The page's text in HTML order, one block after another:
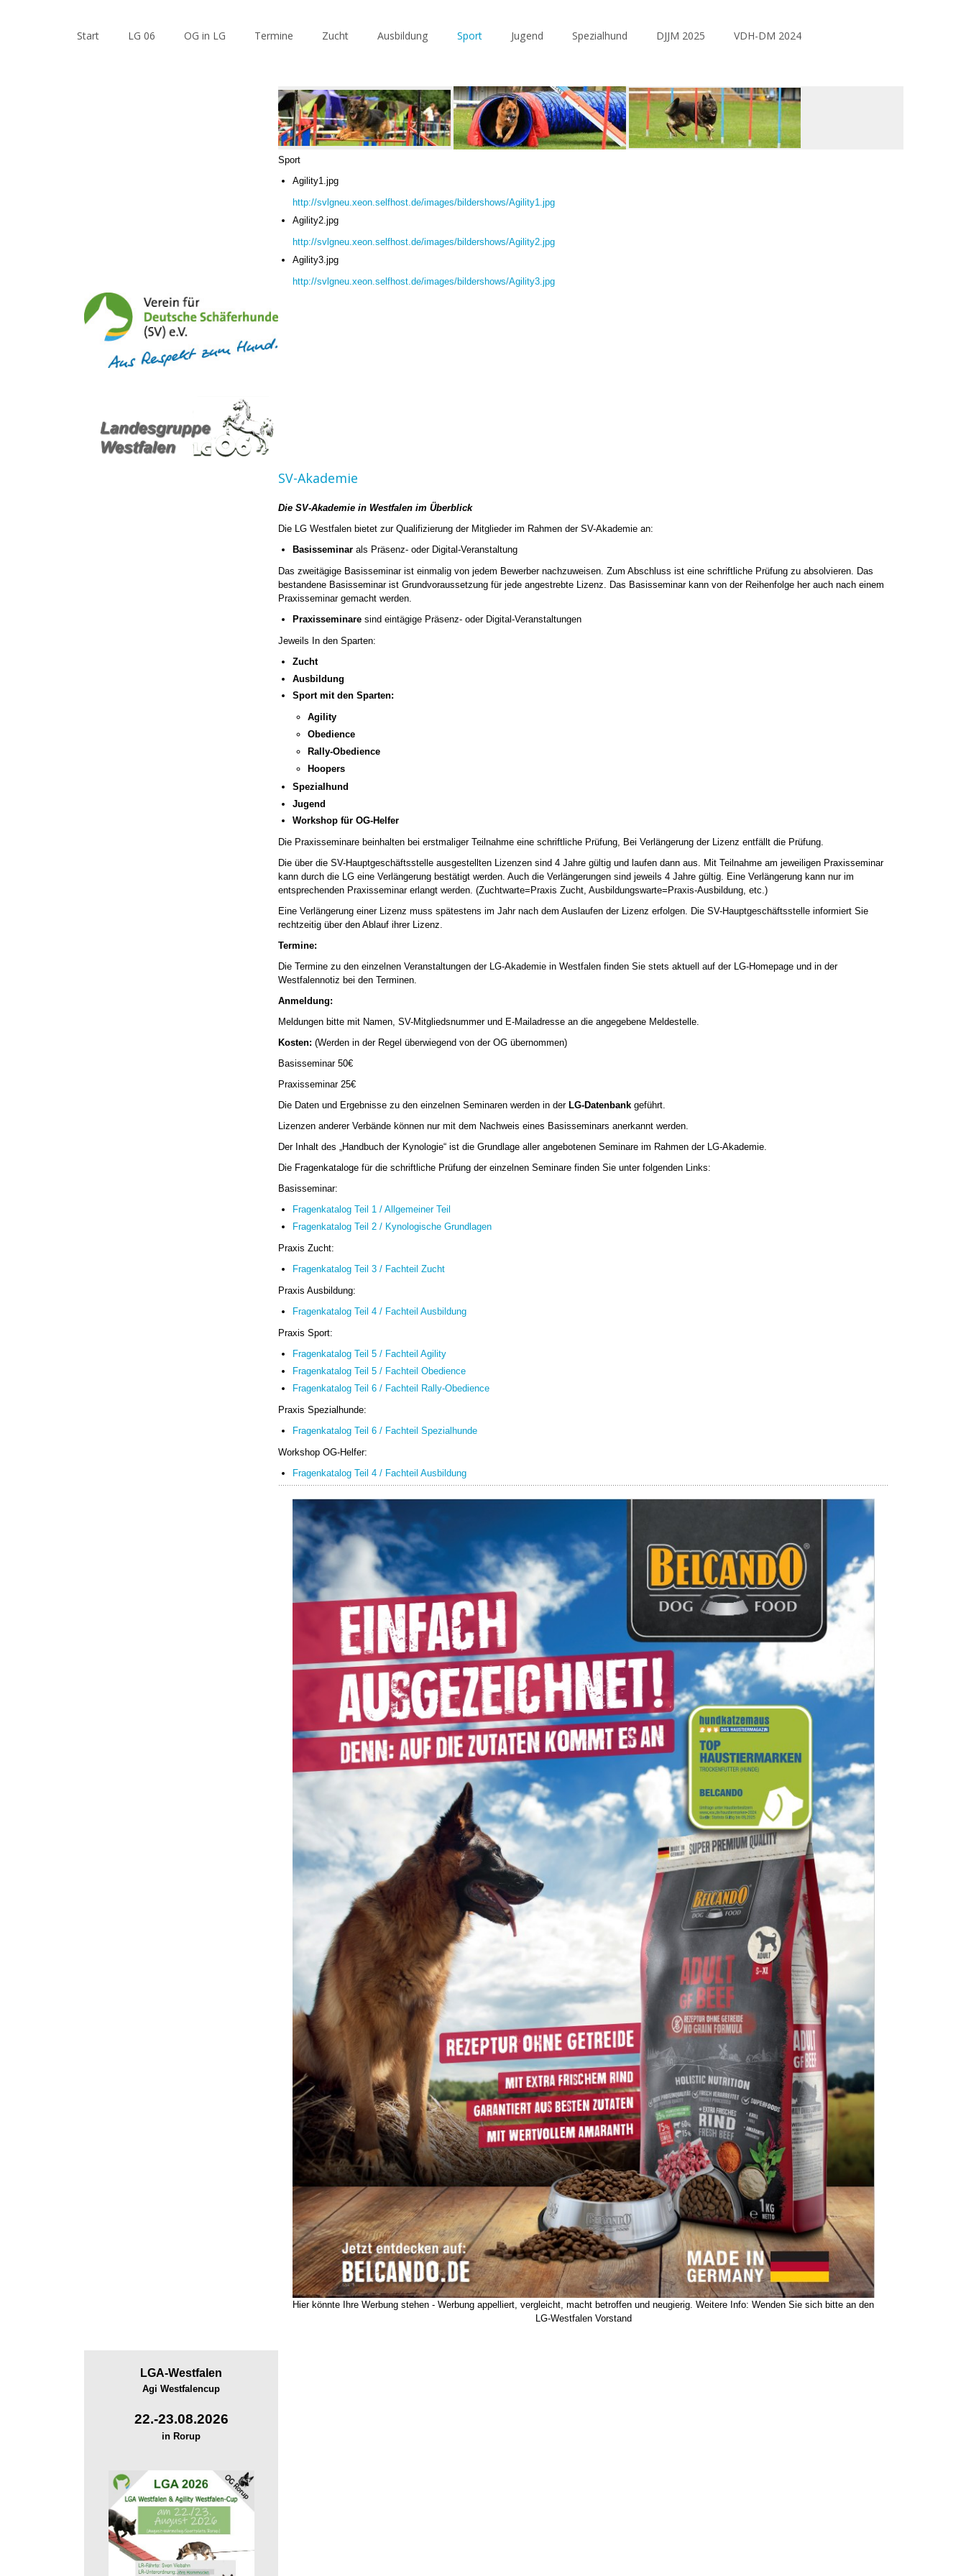
Start LG 06 OG in LG Termine Zucht Ausbildung Sport Jugend Spezialhund DJJM 2025 VDH-DM 2024
Sport
Agility1.jpg
http://svlgneu.xeon.selfhost.de/images/bildershows/Agility1.jpg
Agility2.jpg
http://svlgneu.xeon.selfhost.de/images/bildershows/Agility2.jpg
Agility3.jpg
http://svlgneu.xeon.selfhost.de/images/bildershows/Agility3.jpg
SV-Akademie
Die SV-Akademie in Westfalen im Überblick
Die LG Westfalen bietet zur Qualifizierung der Mitglieder im Rahmen der SV-Akademie an:
Basisseminar als Präsenz- oder Digital-Veranstaltung
Das zweitägige Basisseminar ist einmalig von jedem Bewerber nachzuweisen. Zum Abschluss ist eine schriftliche Prüfung zu absolvieren. Das
bestandene Basisseminar ist Grundvoraussetzung für jede angestrebte Lizenz. Das Basisseminar kann von der Reihenfolge her auch nach einem
Praxisseminar gemacht werden.
Praxisseminare sind eintägige Präsenz- oder Digital-Veranstaltungen
Jeweils In den Sparten:
Zucht
Ausbildung
Sport mit den Sparten:
Agility
Obedience
Rally-Obedience
Hoopers
Spezialhund
Jugend
Workshop für OG-Helfer
Die Praxisseminare beinhalten bei erstmaliger Teilnahme eine schriftliche Prüfung, Bei Verlängerung der Lizenz entfällt die Prüfung.
Die über die SV-Hauptgeschäftsstelle ausgestellten Lizenzen sind 4 Jahre gültig und laufen dann aus. Mit Teilnahme am jeweiligen Praxisseminar
kann durch die LG eine Verlängerung bestätigt werden. Auch die Verlängerungen sind jeweils 4 Jahre gültig. Eine Verlängerung kann nur im
entsprechenden Praxisseminar erlangt werden. (Zuchtwarte=Praxis Zucht, Ausbildungswarte=Praxis-Ausbildung, etc.)
Eine Verlängerung einer Lizenz muss spätestens im Jahr nach dem Auslaufen der Lizenz erfolgen. Die SV-Hauptgeschäftsstelle informiert Sie
rechtzeitig über den Ablauf ihrer Lizenz.
Termine:
Die Termine zu den einzelnen Veranstaltungen der LG-Akademie in Westfalen finden Sie stets aktuell auf der LG-Homepage und in der
Westfalennotiz bei den Terminen.
Anmeldung:
Meldungen bitte mit Namen, SV-Mitgliedsnummer und E-Mailadresse an die angegebene Meldestelle.
Kosten: (Werden in der Regel überwiegend von der OG übernommen)
Basisseminar 50€
Praxisseminar 25€
Die Daten und Ergebnisse zu den einzelnen Seminaren werden in der LG-Datenbank geführt.
Lizenzen anderer Verbände können nur mit dem Nachweis eines Basisseminars anerkannt werden.
Der Inhalt des „Handbuch der Kynologie“ ist die Grundlage aller angebotenen Seminare im Rahmen der LG-Akademie.
Die Fragenkataloge für die schriftliche Prüfung der einzelnen Seminare finden Sie unter folgenden Links:
Basisseminar:
Fragenkatalog Teil 1 / Allgemeiner Teil
Fragenkatalog Teil 2 / Kynologische Grundlagen
Praxis Zucht:
Fragenkatalog Teil 3 / Fachteil Zucht
Praxis Ausbildung:
Fragenkatalog Teil 4 / Fachteil Ausbildung
Praxis Sport:
Fragenkatalog Teil 5 / Fachteil Agility
Fragenkatalog Teil 5 / Fachteil Obedience
Fragenkatalog Teil 6 / Fachteil Rally-Obedience
Praxis Spezialhunde:
Fragenkatalog Teil 6 / Fachteil Spezialhunde
Workshop OG-Helfer:
Fragenkatalog Teil 4 / Fachteil Ausbildung
Hier könnte Ihre Werbung stehen - Werbung appelliert, vergleicht, macht betroffen und neugierig. Weitere Info: Wenden Sie sich bitte an den
LG-Westfalen Vorstand
LGA-Westfalen
Agi Westfalencup
22.-23.08.2026
in Rorup